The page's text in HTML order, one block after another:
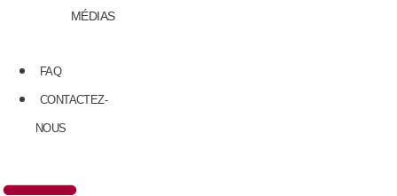
MÉDIAS
FAQ
CONTACTEZ-
NOUS